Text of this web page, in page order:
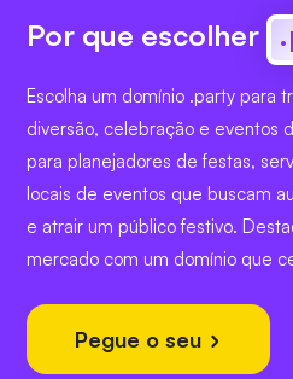
Por que escolher
Escolha um domínio .party para
diversão, celebração e eventos
para planejadores de festas,
locais de eventos que buscam
e atrair um público festivo.
mercado com um domínio que
Pegue o seu